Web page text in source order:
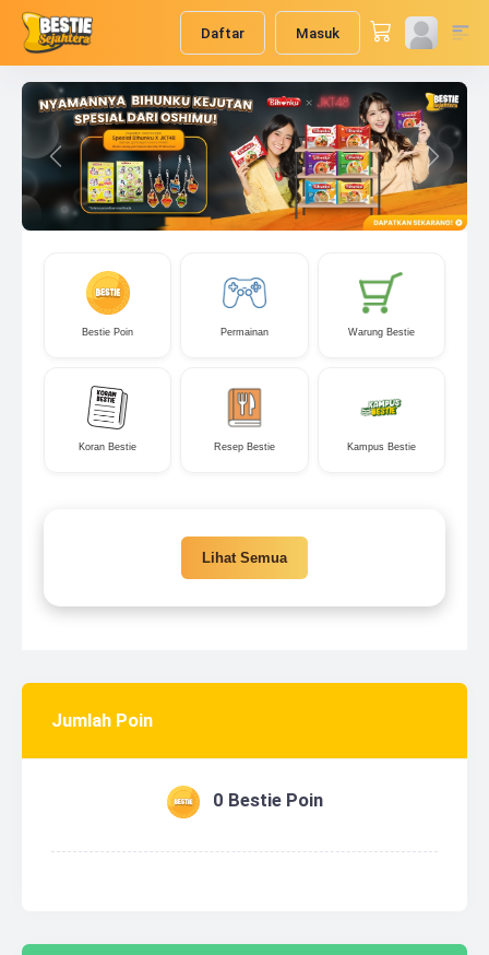
Daftar Masuk
Previous Next
Bestie Poin Permainan Warung Bestie
Koran Bestie Resep Bestie Kampus Bestie
Lihat Semua
Jumlah Poin
0 Bestie Poin